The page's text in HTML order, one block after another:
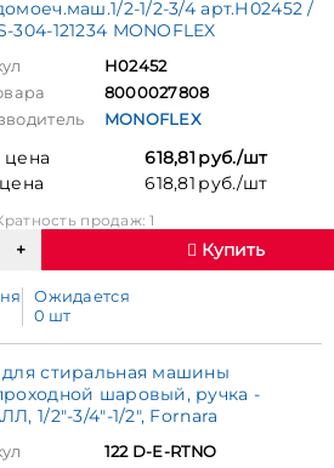
2-1/2-3/4 арт.Н02452 /
304-121234 MONOFLEX
Н02452
8000027808
MONOFLEX
618,81 руб./шт
618,81 руб./шт
продаж: 1
Купить
Ожидается
0 шт
стиральная машины
шаровый, ручка -
1/2"-3/4"-1/2", Fornara
122 D-E-RTNO